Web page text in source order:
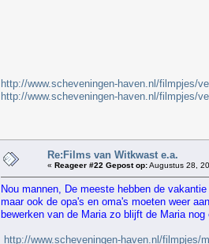
http://www.scheveningen-haven.nl/filmpjes/
http://www.scheveningen-haven.nl/filmpjes/
Re:Films van Witkwast e.a.
« Reageer #22 Gepost op:Augustus 28,
Nou mannen, De meeste hebben de
maar ook de opa's en oma's moeten weer
bewerken van de Maria zo blijft de Maria
http://www.scheveningen-haven.nl/filmpjes/